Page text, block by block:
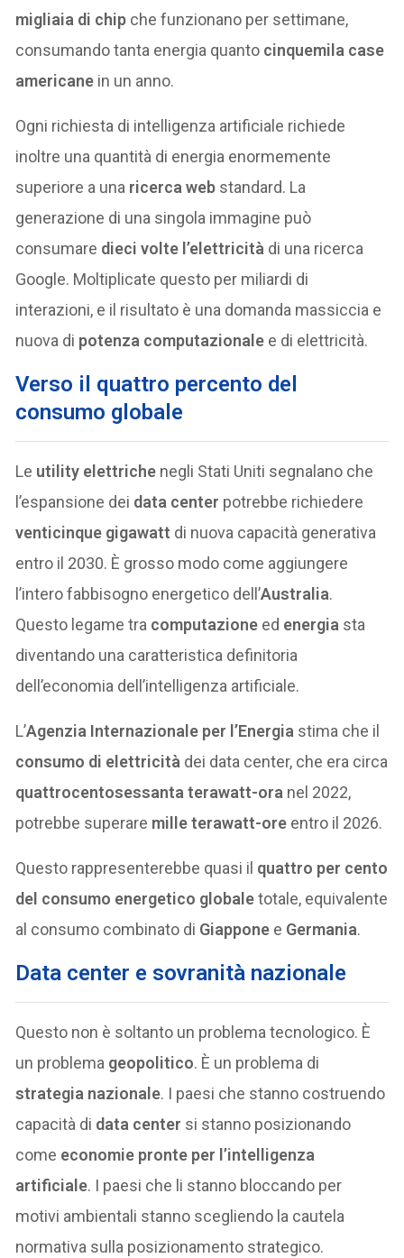
migliaia di chip che funzionano per settimane,
consumando tanta energia quanto cinquemila case
americane in un anno.
Ogni richiesta di intelligenza artificiale richiede
inoltre una quantità di energia enormemente
superiore a una ricerca web standard. La
generazione di una singola immagine può
consumare dieci volte l’elettricità di una ricerca
Google. Moltiplicate questo per miliardi di
interazioni, e il risultato è una domanda massiccia e
nuova di potenza computazionale e di elettricità.
Verso il quattro percento del
consumo globale
Le utility elettriche negli Stati Uniti segnalano che
l’espansione dei data center potrebbe richiedere
venticinque gigawatt di nuova capacità generativa
entro il 2030. È grosso modo come aggiungere
l’intero fabbisogno energetico dell’Australia.
Questo legame tra computazione ed energia sta
diventando una caratteristica definitoria
dell’economia dell’intelligenza artificiale.
L’Agenzia Internazionale per l’Energia stima che il
consumo di elettricità dei data center, che era circa
quattrocentosessanta terawatt-ora nel 2022,
potrebbe superare mille terawatt-ore entro il 2026.
Questo rappresenterebbe quasi il quattro per cento
del consumo energetico globaletotale, equivalente
al consumo combinato di Giappone e Germania.
Data center e sovranità nazionale
Questo non è soltanto un problema tecnologico. È
un problema geopolitico. È un problema di
strategia nazionale. I paesi che stanno costruendo
capacità di data center si stanno posizionando
come economie pronte per l’intelligenza
artificiale. I paesi che li stanno bloccando per
motivi ambientali stanno scegliendo la cautela
normativa sulla posizionamento strategico.